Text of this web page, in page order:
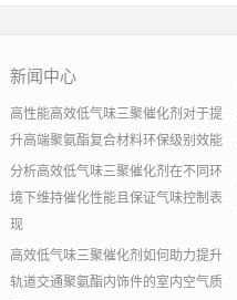
新闻中心
高性能高效低气味三聚催化剂对于提
升高端聚氨酯复合材料环保级别效能
分析高效低气味三聚催化剂在不同环
境下维持催化性能且保证气味控制表
现
高效低气味三聚催化剂如何助力提升
轨道交通聚氨酯内饰件的室内空气质